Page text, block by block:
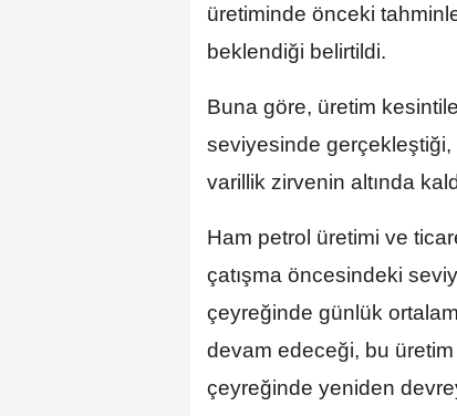
üretiminde önceki
beklendiği belirtildi.
Buna göre, üretim
seviyesinde
varillik zirvenin altında
Ham petrol üretimi ve
çatışma öncesindeki
çeyreğinde günlük
devam edeceği, bu
çeyreğinde yeniden